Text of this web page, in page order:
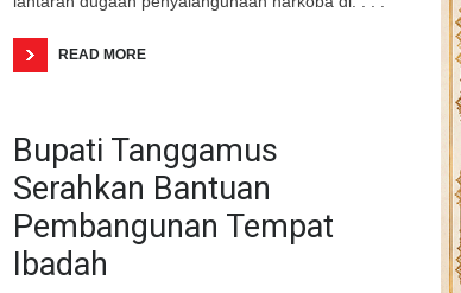
READ MORE
Bupati Tanggamus
Serahkan Bantuan
Pembangunan Tempat
Ibadah